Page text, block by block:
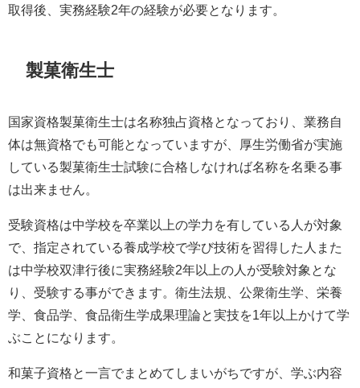
取得後、実務経験2年の経験が必要となります。
製菓衛生士
国家資格製菓衛生士は名称独占資格となっており、業務自
体は無資格でも可能となっていますが、厚生労働省が実施
している製菓衛生士試験に合格しなければ名称を名乗る事
は出来ません。
受験資格は中学校を卒業以上の学力を有している人が対象
で、指定されている養成学校で学び技術を習得した人また
は中学校双津行後に実務経験2年以上の人が受験対象とな
り、受験する事ができます。衛生法規、公衆衛生学、栄養
学、食品学、食品衛生学成果理論と実技を1年以上かけて学
ぶことになります。
和菓子資格と一言でまとめてしまいがちですが、学ぶ内容